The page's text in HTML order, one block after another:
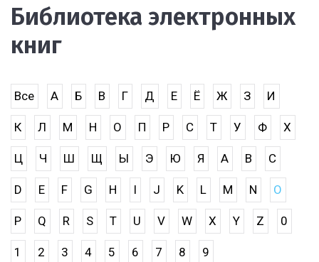
Библиотека электронных
книг
Все А Б В Г Д Е Ё Ж З И
К Л М Н О П Р С Т У Ф Х
Ц Ч Ш Щ Ы Э Ю Я A B C
D E F G H I J K L M N O
P Q R S T U V W X Y Z 0
1 2 3 4 5 6 7 8 9